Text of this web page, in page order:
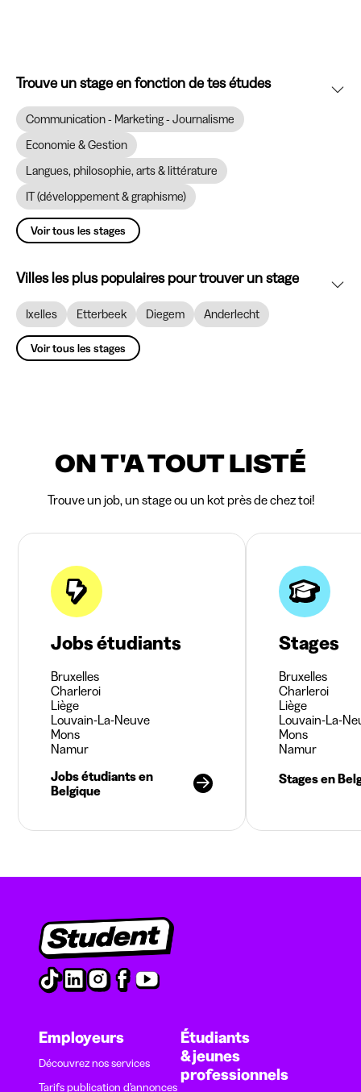
Trouve un stage en fonction de tes études
Communication - Marketing - Journalisme
Economie & Gestion
Langues, philosophie, arts & littérature
IT (développement & graphisme)
Voir tous les stages
Villes les plus populaires pour trouver un stage
Ixelles Etterbeek Diegem Anderlecht
Voir tous les stages
ON T'A TOUT LISTÉ
Trouve un job, un stage ou un kot près de chez toi!
Jobs étudiants
Bruxelles
Charleroi
Liège
Louvain-La-Neuve
Mons
Namur
Jobs étudiants en
Belgique
Stages
Bruxelles
Charleroi
Liège
Louvain-La-
Mons
Namur
Stages en
Employeurs
Découvrez nos services
Tarifs publication d’annonces
Étudiants
& jeunes
professionnels